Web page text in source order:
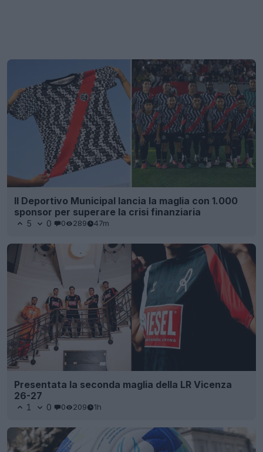
Il Deportivo Municipal lancia la maglia con 1.000
sponsor per superare la crisi finanziaria
5 0 0 289 47m
Presentata la seconda maglia della LR Vicenza
26-27
1 0 0 209 1h